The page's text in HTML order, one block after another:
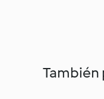
También